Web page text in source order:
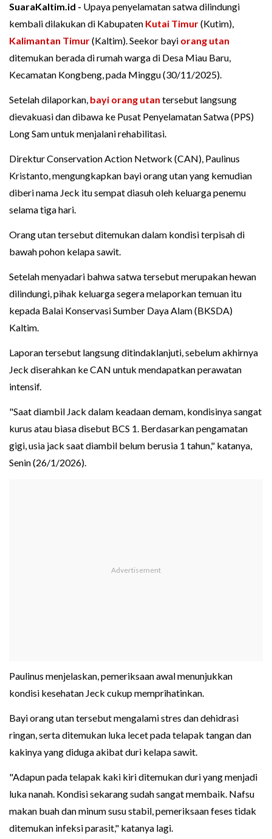
SuaraKaltim.id - Upaya penyelamatan satwa dilindungi
kembali dilakukan di Kabupaten Kutai Timur(Kutim),
Kalimantan Timur(Kaltim). Seekor bayi orang utan
ditemukan berada di rumah warga di Desa Miau Baru,
Kecamatan Kongbeng, pada Minggu (30/11/2025).
Setelah dilaporkan, bayi orang utan tersebut langsung
dievakuasi dan dibawa ke Pusat Penyelamatan Satwa (PPS)
Long Sam untuk menjalani rehabilitasi.
Direktur Conservation Action Network (CAN), Paulinus
Kristanto, mengungkapkan bayi orang utan yang kemudian
diberi nama Jeck itu sempat diasuh oleh keluarga penemu
selama tiga hari.
Orang utan tersebut ditemukan dalam kondisi terpisah di
bawah pohon kelapa sawit.
Setelah menyadari bahwa satwa tersebut merupakan hewan
dilindungi, pihak keluarga segera melaporkan temuan itu
kepada Balai Konservasi Sumber Daya Alam (BKSDA)
Kaltim.
Laporan tersebut langsung ditindaklanjuti, sebelum akhirnya
Jeck diserahkan ke CAN untuk mendapatkan perawatan
intensif.
"Saat diambil Jack dalam keadaan demam, kondisinya sangat
kurus atau biasa disebut BCS 1. Berdasarkan pengamatan
gigi, usia jack saat diambil belum berusia 1 tahun," katanya,
Senin (26/1/2026).
Paulinus menjelaskan, pemeriksaan awal menunjukkan
kondisi kesehatan Jeck cukup memprihatinkan.
Bayi orang utan tersebut mengalami stres dan dehidrasi
ringan, serta ditemukan luka lecet pada telapak tangan dan
kakinya yang diduga akibat duri kelapa sawit.
"Adapun pada telapak kaki kiri ditemukan duri yang menjadi
luka nanah. Kondisi sekarang sudah sangat membaik. Nafsu
makan buah dan minum susu stabil, pemeriksaan feses tidak
ditemukan infeksi parasit," katanya lagi.